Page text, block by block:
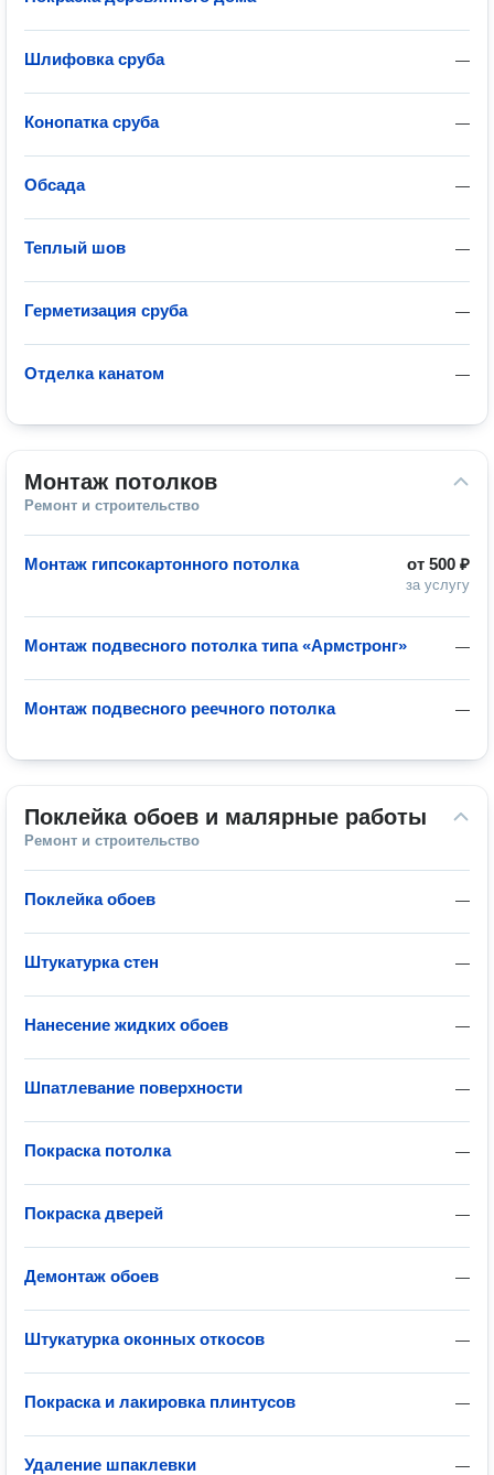
—
Шлифовка сруба
—
Конопатка сруба
—
Обсада
—
Теплый шов
—
Герметизация сруба
—
Отделка канатом
Монтаж потолков
Ремонт и строительство
от 500 ₽
за услугу
Монтаж гипсокартонного потолка
—
Монтаж подвесного потолка типа «Армстронг»
—
Монтаж подвесного реечного потолка
Поклейка обоев и малярные работы
Ремонт и строительство
—
Поклейка обоев
—
Штукатурка стен
—
Нанесение жидких обоев
—
Шпатлевание поверхности
—
Покраска потолка
—
Покраска дверей
—
Демонтаж обоев
—
Штукатурка оконных откосов
—
Покраска и лакировка плинтусов
—
Удаление шпаклевки